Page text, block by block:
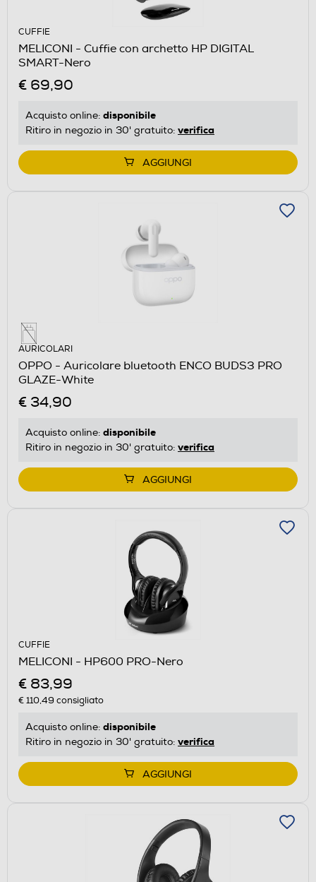
CUFFIE
MELICONI - Cuffie con archetto HP DIGITAL
SMART-Nero
€ 69,90
Acquisto online: disponibile
Ritiro in negozio in 30' gratuito: verifica
AGGIUNGI
AURICOLARI
OPPO - Auricolare bluetooth ENCO BUDS3 PRO
GLAZE-White
€ 34,90
Acquisto online: disponibile
Ritiro in negozio in 30' gratuito: verifica
AGGIUNGI
CUFFIE
MELICONI - HP600 PRO-Nero
€ 83,99
€ 110,49 consigliato
Acquisto online: disponibile
Ritiro in negozio in 30' gratuito: verifica
AGGIUNGI